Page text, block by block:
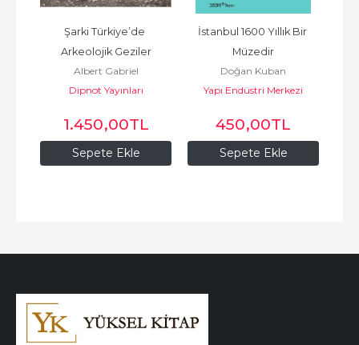
Sepete Ekle
Şarki Türkiye’de
Arkeolojik Geziler
Albert Gabriel
Dipnot Yayınları
1.450,00TL
Sepete Ekle
İstanbul 1600 Yıllık Bir
Müzedir
Doğan Kuban
Yapı Endüstri Merkezi
450,00TL